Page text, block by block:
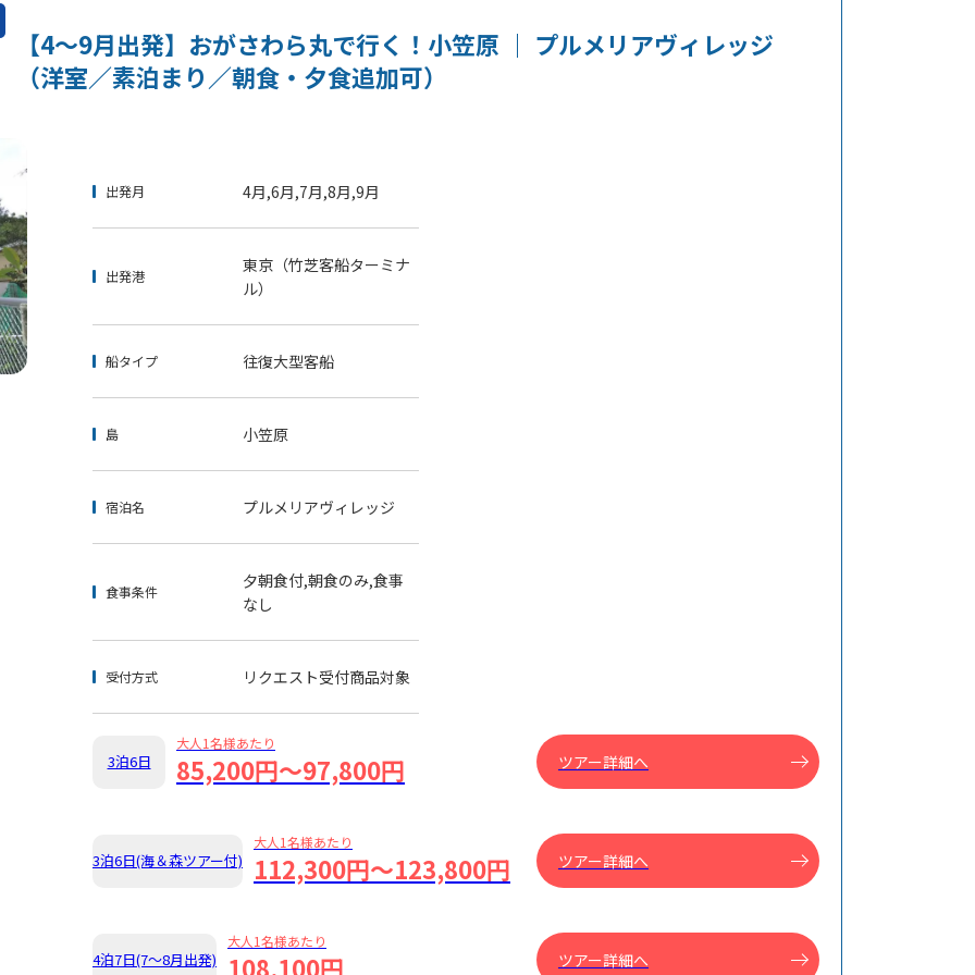
【4～9月出発】おがさわら丸で行く！小笠原 ｜ プルメリアヴィレッジ
（洋室／素泊まり／朝食・夕食追加可）
出発月 4月,6月,7月,8月,9月
出発港
東京（竹芝客船ターミナ
ル）
船タイプ 往復大型客船
島 小笠原
宿泊名 プルメリアヴィレッジ
食事条件
夕朝食付,朝食のみ,食事
なし
受付方式 リクエスト受付商品対象
3泊6日
大人1名様あたり
85,200円～97,800円 ツアー詳細へ
3泊6日(海＆森ツアー付)
大人1名様あたり
112,300円～123,800円 ツアー詳細へ
4泊7日(7～8月出発)
大人1名様あたり
108,100円 ツアー詳細へ